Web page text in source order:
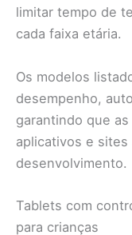
limitar tempo de
cada faixa etária.
Os modelos
desempenho,
garantindo que
aplicativos e sites
desenvolvimento.
Tablets com
para crianças